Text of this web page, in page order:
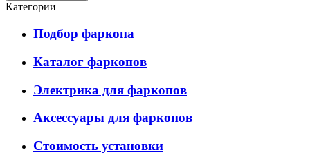
Категории
Подбор фаркопа
Каталог фаркопов
Электрика для фаркопов
Аксессуары для фаркопов
Стоимость установки